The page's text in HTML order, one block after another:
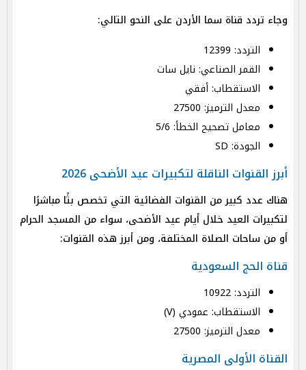
وجاء تردد قناة سما الأردن على النحو التالي:
التردد: 12399
القمر الصناعي: نايل سات
الاستقطاب: أفقي
معدل الترميز: 27500
معامل تصحيح الخطأ: 5/6
الجودة: SD
أبرز القنوات الناقلة لتكبيرات عيد الأضحى 2026
هناك عدد كبير من القنوات الفضائية التي تخصص بثًا مباشرًا
لتكبيرات العيد خلال أيام عيد الأضحى، سواء من المسجد الحرام
أو من ساحات الصلاة المختلفة، ومن أبرز هذه القنوات:
قناة الحج السعودية
التردد: 10922
الاستقطاب: عمودي (V)
معدل الترميز: 27500
القناة الأولى المصرية